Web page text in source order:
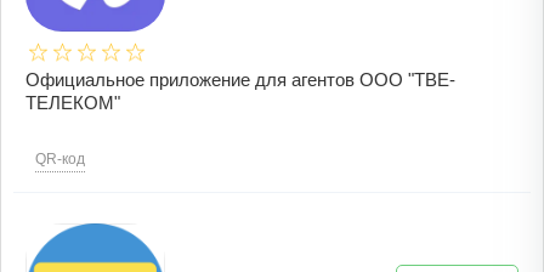
Официальное приложение для агентов ООО "ТВЕ-
ТЕЛЕКОМ"
QR-код